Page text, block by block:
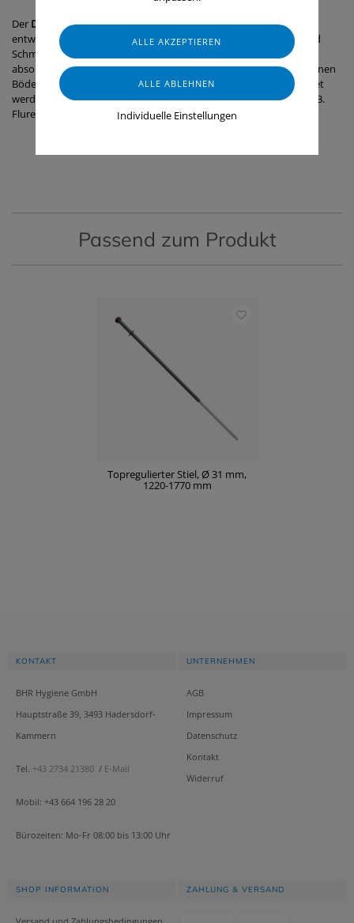
Der Damp 43wurde für mittel bis stark verschmutzte Bereiche
entwickelt. Seine Garnschlingen aus Mikrofaser nehmen Sand und
Schmutz auf, während die kürzeren Schlingen Feuchtigkeit
absorbieren und transportieren. Der Moppbezug kann auf unebenen
Böden wie Fliesen- und rutschfesten Böden aus Gummi verwendet
werden. Er ist besonders für große, übersichtliche Bereiche wie z. B.
Flure und Eingangshallen geeignet.
Passend zum Produkt
Topregulierter Stiel, Ø 31 mm,
1220-1770 mm
Individuelle Einstellungen
KONTAKT
BHR Hygiene GmbH
Hauptstraße 39, 3493 Hadersdorf-
Kammern
Tel. +43 2734 21380 / E-Mail
Mobil: +43 664 196 28 20
Bürozeiten: Mo-Fr 08:00 bis 13:00 Uhr
UNTERNEHMEN
AGB
Impressum
Datenschutz
Kontakt
Widerruf
SHOP INFORMATION ZAHLUNG & VERSAND